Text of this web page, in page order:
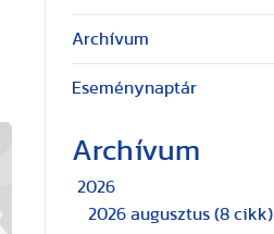
Archívum
Eseménynaptár
Archívum
2026
2026 augusztus (8 cikk)